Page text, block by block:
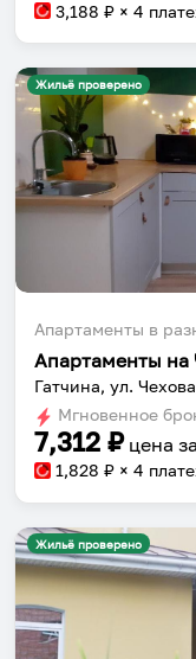
3,188 ₽ × 4
Жильё проверено
Апартаменты в
Апартаменты на
Гатчина, ул.
Мгновенное
7,312 ₽ цена за
1,828 ₽ × 4
Жильё проверено
Собери
Сохраняй
компанию